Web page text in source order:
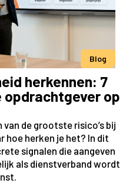
Blog
herkennen: 7
opdrachtgever op
de grootste risico’s bij
hoe herken je het? In dit
signalen die aangeven
als dienstverband wordt